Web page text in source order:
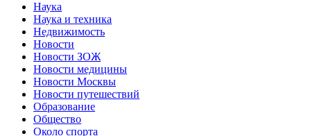
Наука
Наука и техника
Недвижимость
Новости
Новости ЗОЖ
Новости медицины
Новости Москвы
Новости путешествий
Образование
Общество
Около спорта